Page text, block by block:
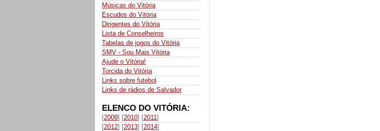
Músicas do Vitória
Escudos do Vitória
Dirigentes do Vitória
Lista de Conselheiros
Tabelas de jogos do Vitória
SMV - Sou Mais Vitória
Ajude o Vitória!
Torcida do Vitória
Links sobre futebol
Links de rádios de Salvador
ELENCO DO VITÓRIA:
[2009] [2010] [2011]
[2012] [2013] [2014]